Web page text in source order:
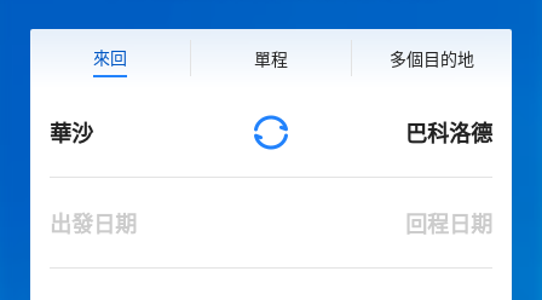
來回 單程 多個目的地
華沙 巴科洛德
出發日期 回程日期